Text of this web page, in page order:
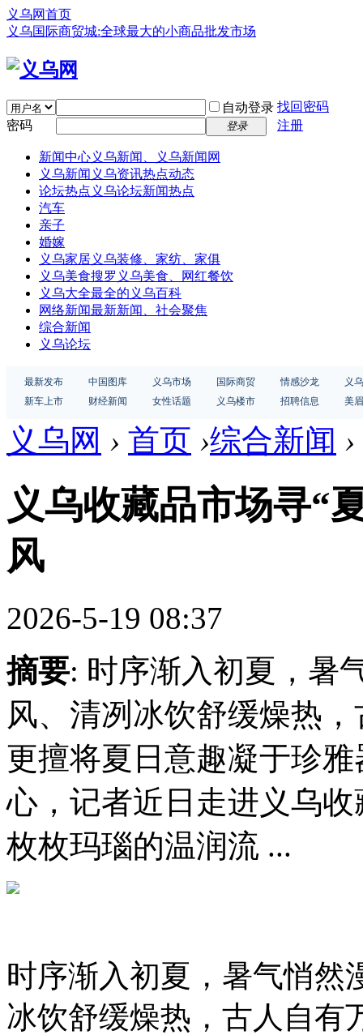
义乌网首页
义乌国际商贸城:全球最大的小商品批发市场
自动登录 找回密码
密码
登录 注册
新闻中心义乌新闻、义乌新闻网
义乌新闻 义乌资讯热点动态
论坛热点 义乌论坛新闻热点
汽车
亲子
婚嫁
义乌家居义乌装修、家纺、家俱
义乌美食搜罗义乌美食、网红餐饮
义乌大全最全的义乌百科
网络新闻最新新闻、社会聚焦
综合新闻
义乌论坛
最新发布 中国图库 义乌市场 国际商贸 情感沙龙
义
新车上市
财经新闻 女性话题 义乌楼市 招聘信息 美
义乌网 › 首页 ›综合新闻 ›
义乌收藏品市场寻“
风
2026-5-19 08:37
摘要: 时序渐入初夏，暑
风、清冽冰饮舒缓燥热
更擅将夏日意趣凝于珍
心，记者近日走进义乌
枚枚玛瑙的温润流 ...
时序渐入初夏，暑气悄然
冰饮舒缓燥热，古人自有